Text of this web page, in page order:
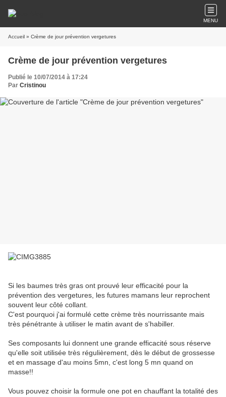
MENU
Accueil » Crème de jour prévention vergetures
Crème de jour prévention vergetures
Publié le 10/07/2014 à 17:24
Par Cristinou
Si les baumes très gras ont prouvé leur efficacité pour la
prévention des vergetures, les futures mamans leur reprochent
souvent leur côté collant.
C'est pourquoi j'ai formulé cette crème très nourrissante mais
très pénétrante à utiliser le matin avant de s'habiller.
Ses composants lui donnent une grande efficacité sous réserve
qu'elle soit utilisée très régulièrement, dès le début de grossesse
et en massage d'au moins 5mn, c'est long 5 mn quand on
masse!!
Vous pouvez choisir la formule one pot en chauffant la totalité des